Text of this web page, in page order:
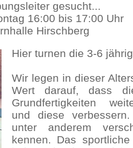
gesucht...
16:00 bis 17:00 Uhr
Hirschberg
Hier turnen die 3-6
Wir legen in dieser
Wert darauf, dass
Grundfertigkeiten
und diese
unter anderem
kennen. Das